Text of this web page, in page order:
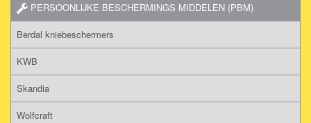
PERSOONLIJKE BESCHERMINGS MIDDELEN (PBM)
Berdal kniebeschermers
KWB
Skandia
Wolfcraft